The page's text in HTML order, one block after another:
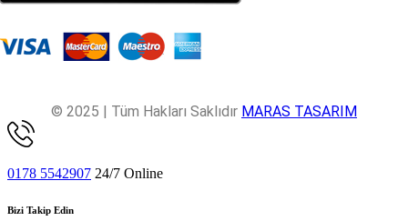
© 2025 | Tüm Hakları Saklıdır MARAS TASARIM
0178 5542907 24/7 Online
Bizi Takip Edin